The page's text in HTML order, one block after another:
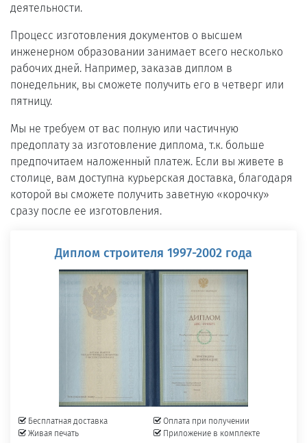
деятельности.
Процесс изготовления документов о высшем
инженерном образовании занимает всего несколько
рабочих дней. Например, заказав диплом в
понедельник, вы сможете получить его в четверг или
пятницу.
Мы не требуем от вас полную или частичную
предоплату за изготовление диплома, т.к. больше
предпочитаем наложенный платеж. Если вы живете в
столице, вам доступна курьерская доставка, благодаря
которой вы сможете получить заветную «корочку»
сразу после ее изготовления.
Диплом строителя 1997-2002 года
Бесплатная доставка
Живая печать
Оплата при получении
Приложение в комплекте